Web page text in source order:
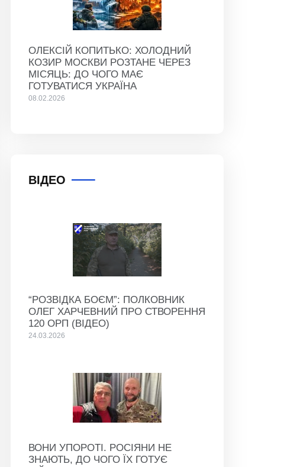
ОЛЕКСІЙ КОПИТЬКО: ХОЛОДНИЙ
КОЗИР МОСКВИ РОЗТАНЕ ЧЕРЕЗ
МІСЯЦЬ: ДО ЧОГО МАЄ
ГОТУВАТИСЯ УКРАЇНА
08.02.2026
ВІДЕО
“РОЗВІДКА БОЄМ”: ПОЛКОВНИК
ОЛЕГ ХАРЧЕВНИЙ ПРО СТВОРЕННЯ
120 ОРП (ВІДЕО)
24.03.2026
ВОНИ УПОРОТІ. РОСІЯНИ НЕ
ЗНАЮТЬ, ДО ЧОГО ЇХ ГОТУЄ